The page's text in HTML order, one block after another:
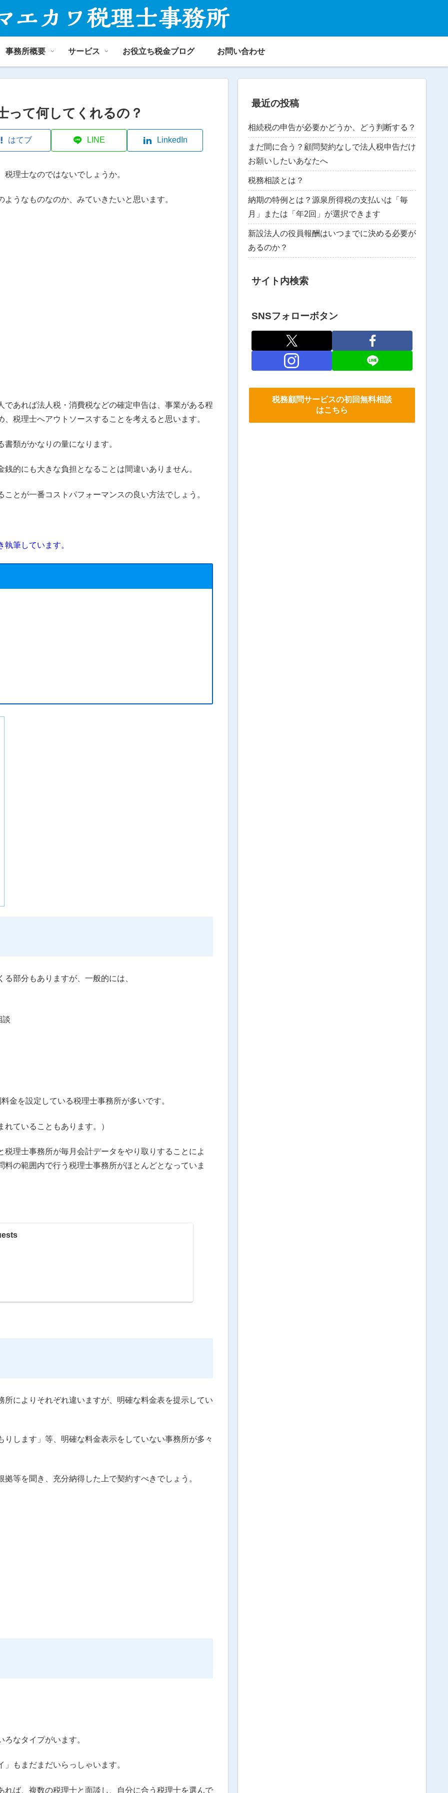
事務所概要 サービス お役立ち税金ブログ お問い合わせ
って何してくれるの？
はてブ LINE LinkedIn
理士なのではないでしょうか。
うなものなのか、みていきたいと思います。
あれば法人税・消費税などの確定申告は、事業がある程
税理士へアウトソースすることを考えると思います。
類がかなりの量になります。
的にも大きな負担となることは間違いありません。
とが一番コストパフォーマンスの良い方法でしょう。
筆しています。
部分もありますが、一般的には、
談
金を設定している税理士事務所が多いです。
ていることもあります。）
理士事務所が毎月会計データをやり取りすることによ
の範囲内で行う税理士事務所がほとんどとなっていま
によりそれぞれ違いますが、明確な料金表を提示してい
します」等、明確な料金表示をしていない事務所が多々
等を聞き、充分納得した上で契約すべきでしょう。
なタイプがいます。
もまだまだいらっしゃいます。
ば、複数の税理士と面談し、自分に合う税理士を選んで
最近の投稿
相続税の申告が必要かどうか、どう判断する？
まだ間に合う？顧問契約なしで法人税申告だけ
お願いしたいあなたへ
税務相談とは？
納期の特例とは？源泉所得税の支払いは「毎
月」または「年2回」が選択できます
新設法人の役員報酬はいつまでに決める必要が
あるのか？
サイト内検索
SNSフォローボタン
税務顧問サービスの初回無料相談
はこちら